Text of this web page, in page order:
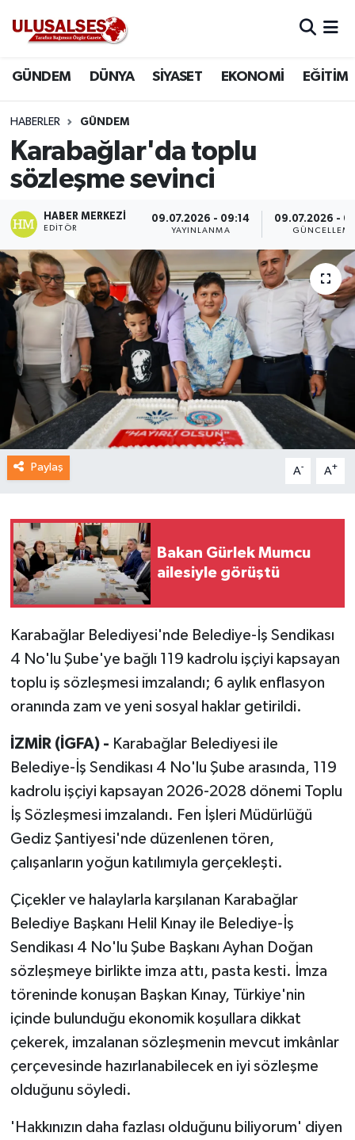
GÜNDEM DÜNYA SİYASET EKONOMİ EĞİTİM
HABERLER GÜNDEM
Karabağlar'da toplu
sözleşme sevinci
HABER MERKEZI
EDITÖR
09.07.2026 - 09:14
YAYINLANMA
09.07.2026 -
Paylaş A- A+
Bakan Gürlek Mumcu
ailesiyle görüştü
Karabağlar Belediyesi'nde Belediye-İş Sendikası
4 No'lu Şube'ye bağlı 119 kadrolu işçiyi kapsayan
toplu iş sözleşmesi imzalandı; 6 aylık enflasyon
oranında zam ve yeni sosyal haklar getirildi.
İZMİR (İGFA) - Karabağlar Belediyesi ile
Belediye-İş Sendikası 4 No'lu Şube arasında, 119
kadrolu işçiyi kapsayan 2026-2028 dönemi Toplu
İş Sözleşmesi imzalandı. Fen İşleri Müdürlüğü
Gediz Şantiyesi'nde düzenlenen tören,
çalışanların yoğun katılımıyla gerçekleşti.
Çiçekler ve halaylarla karşılanan Karabağlar
Belediye Başkanı Helil Kınay ile Belediye-İş
Sendikası 4 No'lu Şube Başkanı Ayhan Doğan
sözleşmeye birlikte imza attı, pasta kesti. İmza
töreninde konuşan Başkan Kınay, Türkiye'nin
içinde bulunduğu ekonomik koşullara dikkat
çekerek, imzalanan sözleşmenin mevcut imkânlar
çerçevesinde hazırlanabilecek en iyi sözleşme
olduğunu söyledi.
'Hakkınızın daha fazlası olduğunu biliyorum' diyen
DÜNYA
SİYASET
EKONOMİ
EĞİTİM
SAĞLIK
MAGAZİN
SPOR
Trafik Durumu
Süper Lig Puan Durumu ve Fikstür
Tüm Manşetler
Son Dakika Haberleri
Haber Arşivi